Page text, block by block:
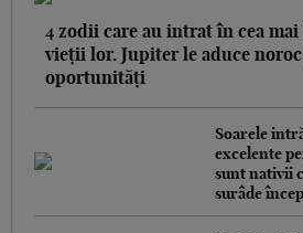
4 zodii care au intrat în cea mai
vieții lor. Jupiter le aduce
oportunități
Soarele
excelente
sunt nativii
surâde